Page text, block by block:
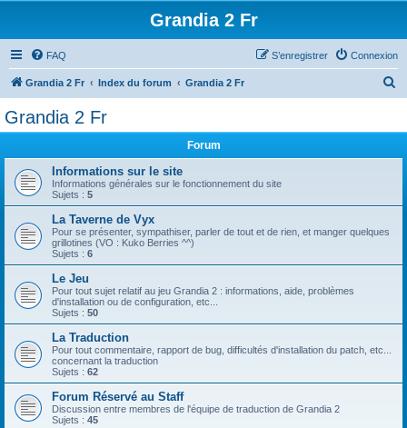
Grandia 2 Fr
FAQ Connexion
S’enregistrer
Grandia 2 Fr Index du forum Grandia 2 Fr
Grandia 2 Fr
Forum
Informations sur le site
Informations générales sur le fonctionnement du site
Sujets : 5
La Taverne de Vyx
Pour se présenter, sympathiser, parler de tout et de rien, et manger quelques
grillotines (VO : Kuko Berries ^^)
Sujets : 6
Le Jeu
Pour tout sujet relatif au jeu Grandia 2 : informations, aide, problèmes
d'installation ou de configuration, etc...
Sujets : 50
La Traduction
Pour tout commentaire, rapport de bug, difficultés d'installation du patch, etc...
concernant la traduction
Sujets : 62
Forum Réservé au Staff
Discussion entre membres de l'équipe de traduction de Grandia 2
Sujets : 45